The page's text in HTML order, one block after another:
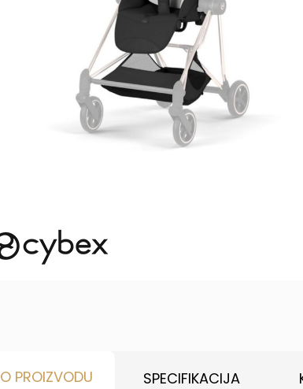
O PROIZVODU SPECIFIKACIJA